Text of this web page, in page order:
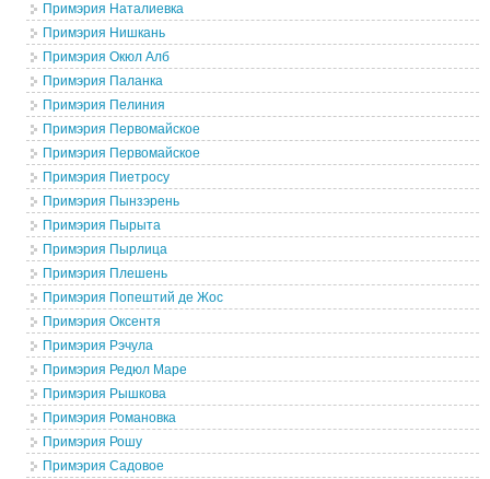
Примэрия Наталиевка
Примэрия Нишкань
Примэрия Окюл Алб
Примэрия Паланка
Примэрия Пелиния
Примэрия Первомайское
Примэрия Первомайское
Примэрия Пиетросу
Примэрия Пынзэрень
Примэрия Пырыта
Примэрия Пырлица
Примэрия Плешень
Примэрия Попештий де Жос
Примэрия Оксентя
Примэрия Рэчула
Примэрия Редюл Маре
Примэрия Рышкова
Примэрия Романовка
Примэрия Рошу
Примэрия Садовое